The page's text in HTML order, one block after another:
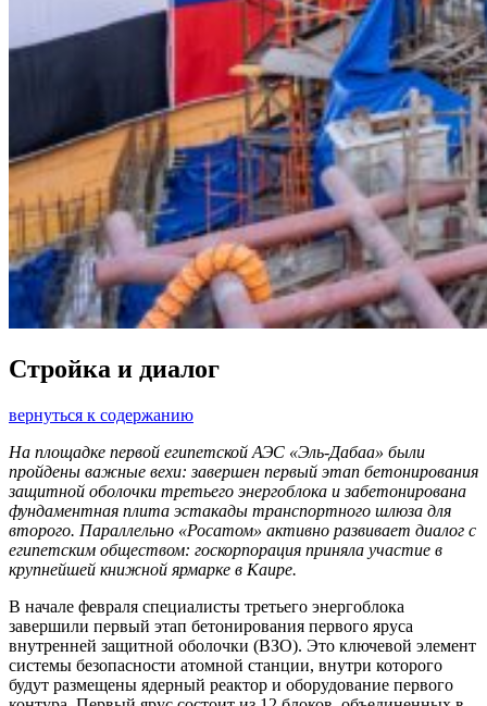
Стройка и диалог
вернуться к содержанию
На площадке первой египетской АЭС «Эль-Дабаа» были
пройдены важные вехи: завершен первый этап бетонирования
защитной оболочки третьего энергоблока и забетонирована
фундаментная плита эстакады транспортного шлюза для
второго. Параллельно «Росатом» активно развивает диалог с
египетским обществом: госкорпорация приняла участие в
крупнейшей книжной ярмарке в Каире.
В начале февраля специалисты третьего энергоблока
завершили первый этап бетонирования первого яруса
внутренней защитной оболочки (ВЗО). Это ключевой элемент
системы безопасности атомной станции, внутри которого
будут размещены ядерный реактор и оборудование первого